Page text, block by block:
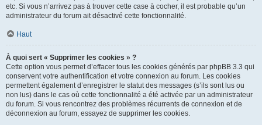
etc. Si vous n’arrivez pas à trouver cette case à cocher, il est probable qu’un
administrateur du forum ait désactivé cette fonctionnalité.
Haut
À quoi sert « Supprimer les cookies » ?
Cette option vous permet d’effacer tous les cookies générés par phpBB 3.3 qui
conservent votre authentification et votre connexion au forum. Les cookies
permettent également d’enregistrer le statut des messages (s’ils sont lus ou
non lus) dans le cas où cette fonctionnalité a été activée par un administrateur
du forum. Si vous rencontrez des problèmes récurrents de connexion et de
déconnexion au forum, essayez de supprimer les cookies.